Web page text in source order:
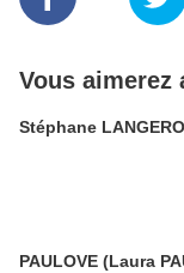
Vous aimerez
Stéphane
PAULOVE (Laura